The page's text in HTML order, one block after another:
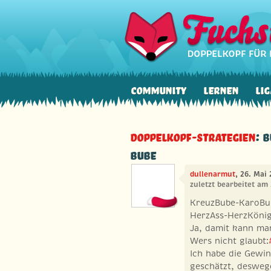
Community Lernen
Doppelkopf-Strategien:
Bube
dullenarmut, 26. Mai
zuletzt bearbeitet am
KreuzBube-
HerzAss-
Ja, damit kann
Wers nicht glaubt:
Ich habe die
geschätzt,